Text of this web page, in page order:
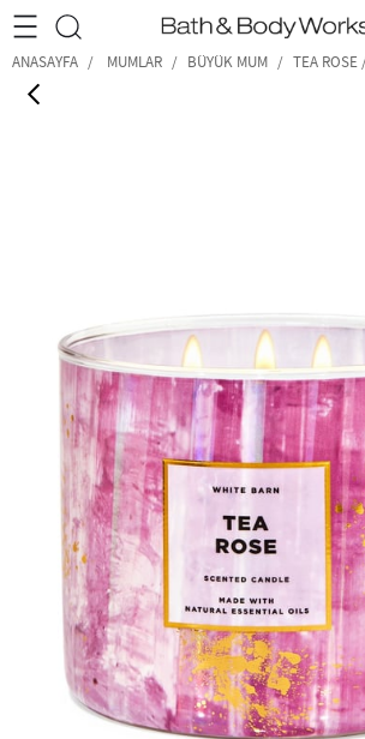
•2200₺ ve Üzeri Kargo Ücretsiz!•
ANASAYFA MUMLAR BÜYÜK MUM TEA ROSE